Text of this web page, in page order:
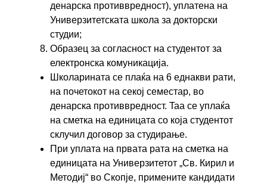
денарска противвредност), уплатена на
Универзитетската школа за докторски
студии;
Образец за согласност на студентот за
електронска комуникација.
Школарината се плаќа на 6 еднакви рати,
на почетокот на секој семестар, во
денарска противвредност. Taa се уплаќа
на сметка на единицата со која студентот
склучил договор за студирање.
При уплата на првата рата на сметка на
единицата на Универзитетот „Св. Кирил и
Методиј“ во Скопје, примените кандидати